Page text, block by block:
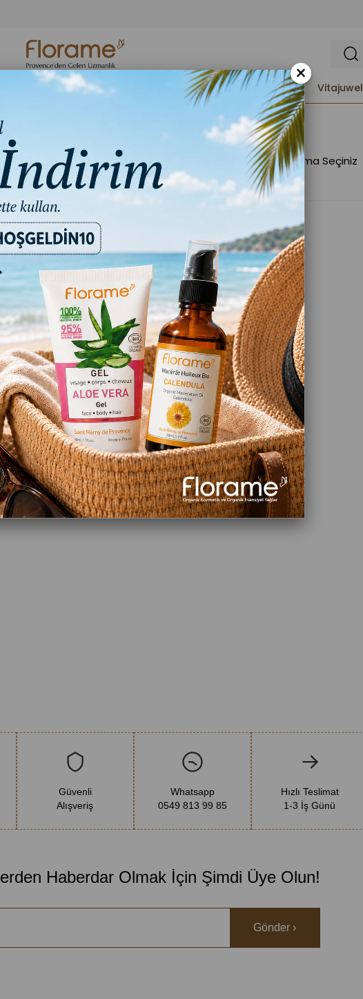
Organik Hijyen
Ürünleri
Florame Bakım Setleri ve
Ritüelleri
Vitajuwel
%100 Saf Organik Sipariş Üzerine Gelen Uçucu Yağlar
Güvenli
Alışveriş
Whatsapp
0549 813 99 85
Hızlı Teslimat
1-3 İş Günü
Haberdar Olmak İçin Şimdi Üye Olun!
Gönder ›
×